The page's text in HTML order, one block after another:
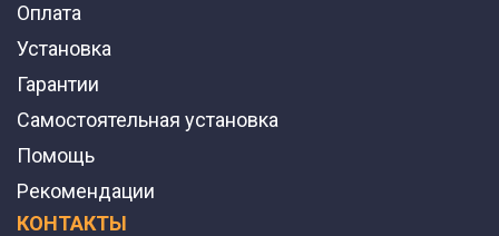
Оплата
Установка
Гарантии
Самостоятельная установка
Помощь
Рекомендации
КОНТАКТЫ